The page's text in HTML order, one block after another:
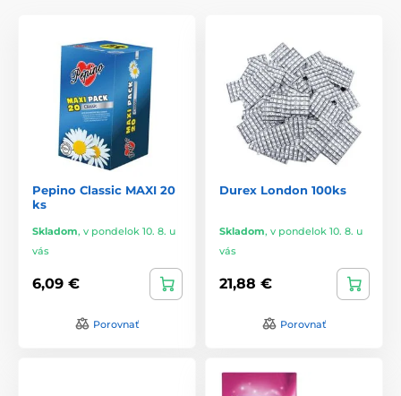
Pepino Classic MAXI 20
ks
Skladom, v pondelok 10. 8. u
vás
6,09 €
Porovnať
Durex London 100ks
Skladom, v pondelok 10. 8. u
vás
21,88 €
Porovnať